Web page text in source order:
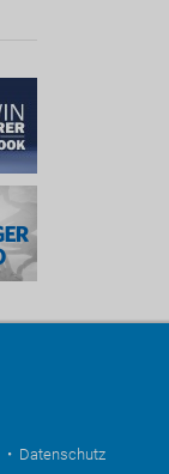
• Datenschutz